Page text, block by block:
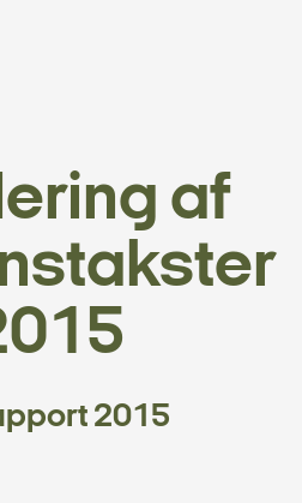
af
2015